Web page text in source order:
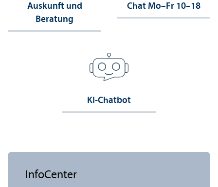
Auskunft und
Beratung
Chat Mo–Fr 10–18
KI-Chatbot
InfoCenter